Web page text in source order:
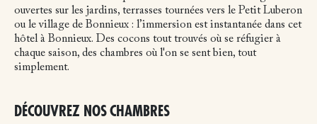
ouvertes sur les jardins, terrasses tournées vers le Petit Luberon
ou le village de Bonnieux : l’immersion est instantanée dans cet
hôtel à Bonnieux. Des cocons tout trouvés où se réfugier à
chaque saison, des chambres où l'on se sent bien, tout
simplement.
DÉCOUVREZ NOS CHAMBRES